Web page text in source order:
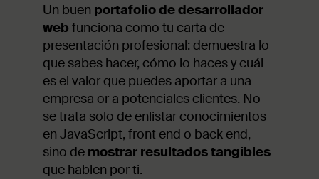
Un buen portafolio de desarrollador
web funciona como tu carta de
presentación profesional: demuestra lo
que sabes hacer, cómo lo haces y cuál
es el valor que puedes aportar a una
empresa or a potenciales clientes. No
se trata solo de enlistar conocimientos
en JavaScript, front end o back end,
sino de mostrar resultados tangibles
que hablen por ti.